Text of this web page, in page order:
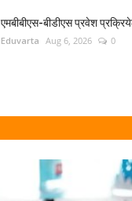
एमबीबीएस-बीडीएस प्रवेश
Eduvarta Aug 6, 2026 0